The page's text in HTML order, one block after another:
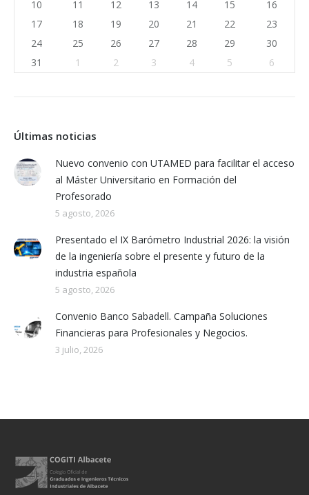
10
11 12 13 14 15
16
17
18 19 20 21 22
23
24
25 26 27 28 29
30
31
1 2 3 4 5 6
Últimas noticias
Nuevo convenio con UTAMED para facilitar el acceso
al Máster Universitario en Formación del
Profesorado
5 agosto, 2026
Presentado el IX Barómetro Industrial 2026: la visión
de la ingeniería sobre el presente y futuro de la
industria española
5 agosto, 2026
Convenio Banco Sabadell. Campaña Soluciones
Financieras para Profesionales y Negocios.
3 julio, 2026